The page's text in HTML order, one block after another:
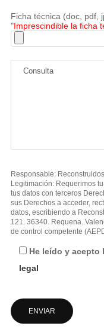
Ficha técnica (doc, pdf,
"Imprescindible la ficha
Responsable:
Legitimación: Requerimos
tus datos con terceros
sus Derechos a acceder,
datos, escribiendo a
121. 36340. Requena.
de control competente
He leído y acepto
legal